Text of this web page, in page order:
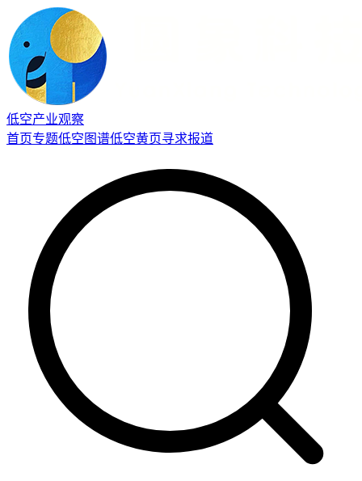
低空产业观察
首页专题低空图谱低空黄页寻求报道